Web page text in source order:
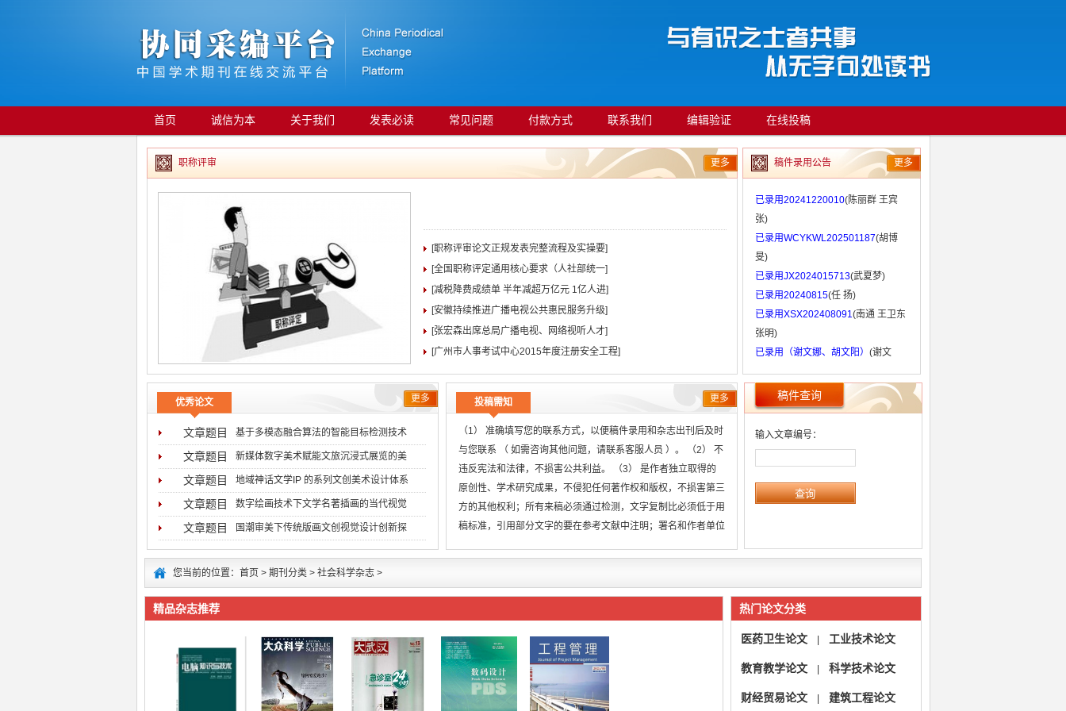
首页 诚信为本 关于我们 发表必读 常见问题 付款方式 联系我们 编辑验证 在线投稿
职称评审 更多
[职称评审论文正规发表完整流程及实操要]
[全国职称评定通用核心要求（人社部统一]
[减税降费成绩单 半年减超万亿元 1亿人进]
[安徽持续推进广播电视公共惠民服务升级]
[张宏森出席总局广播电视、网络视听人才]
[广州市人事考试中心2015年度注册安全工程]
稿件录用公告 更多
已录用20241220010(陈丽群 王宾
张)
已录用WCYKWL202501187(胡博
旻)
已录用JX2024015713(武夏梦)
已录用20240815(任 扬)
已录用XSX202408091(南通 王卫东
张明)
已录用（谢文娜、胡文阳） (谢文
娜、胡文阳)
已录用ZGJZYNJ2024072602
(乔德
山)
已录用ZGJZYNJ2024072601
优秀论文 更多
基于多模态融合算法的智能目标检测技术
文章题目
新媒体数字美术赋能文旅沉浸式展览的美
文章题目
地域神话文学IP 的系列文创美术设计体系
文章题目
数字绘画技术下文学名著插画的当代视觉
文章题目
国潮审美下传统版画文创视觉设计创新探
文章题目
投稿需知 更多
（1） 准确填写您的联系方式，以便稿件录用和杂志出刊后及时
与您联系 （ 如需咨询其他问题，请联系客服人员 ）。 （2） 不
违反宪法和法律，不损害公共利益。 （3） 是作者独立取得的
原创性、学术研究成果，不侵犯任何著作权和版权，不损害第三
方的其他权利；所有来稿必须通过检测，文字复制比必须低于用
稿标准，引用部分文字的要在参考文献中注明；署名和作者单位
稿件查询
输入文章编号：
您当前的位置： 首页 > 期刊分类> 社会科学杂志>
精品杂志推荐 热门论文分类
医药卫生论文 工业技术论文
教育教学论文 科学技术论文
财经贸易论文 建筑工程论文